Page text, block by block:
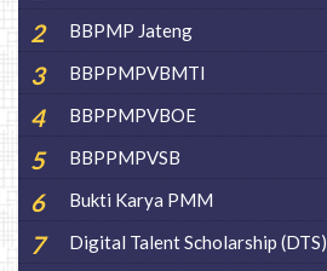
BBPMP Jateng
BBPPMPVBMTI
BBPPMPVBOE
BBPPMPVSB
Bukti Karya PMM
Digital Talent Scholarship (DTS)